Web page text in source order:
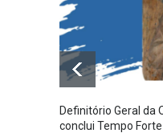
Definitório Geral da
conclui Tempo